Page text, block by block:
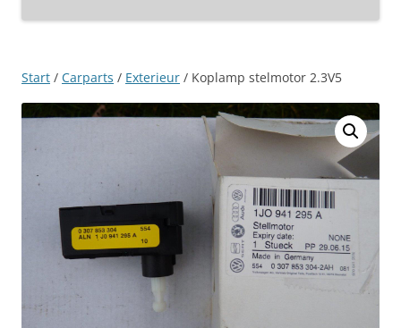
Start / Carparts / Exterieur / Koplamp stelmotor 2.3V5